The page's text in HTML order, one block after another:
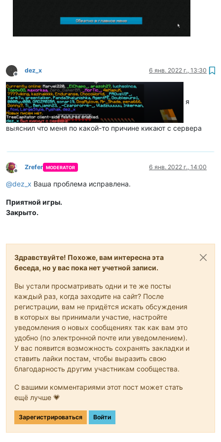
Не в сети
dez_x 6 янв. 2022 г., 13:30
я
выяснил что меня по какой-то причине кикают с сервера
Не в сети
Zrefer MODERATOR 6 янв. 2022 г., 14:00
@dez_x Ваша проблема исправлена.
Приятной игры.
Закрыто.
Здравствуйте! Похоже, вам интересна эта
беседа, но у вас пока нет учетной записи.
Вы устали просматривать одни и те же посты
каждый раз, когда заходите на сайт? После
регистрации, вам не придётся искать обсуждения
в которых вы принимали участие, настройте
уведомления о новых сообщениях так как вам это
удобно (по электронной почте или уведомлением).
У вас появится возможность сохранять закладки и
ставить лайки постам, чтобы выразить свою
благодарность другим участникам сообщества.
С вашими комментариями этот пост может стать
ещё лучше 💗
Зарегистрироваться Войти